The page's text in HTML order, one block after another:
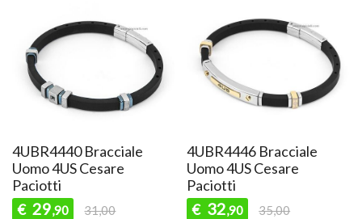
4UBR4440 Bracciale
Uomo 4US Cesare
Paciotti
€ 29,90 31,00
4UBR4446 Bracciale
Uomo 4US Cesare
Paciotti
€ 32,90 35,00